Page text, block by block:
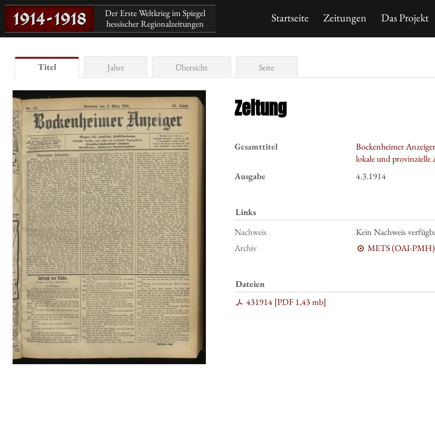
Der Erste Weltkrieg im Spiegel
hessischer Regionalzeitungen
Startseite Zeitungen Das Projekt
Titel Jahre Übersicht Seite
Zeitung
Gesamttitel
Bockenheimer
lokale und provinzielle
Ausgabe
4.3.1914
Links
Nachweis
Kein Nachweis
Archiv
METS (OAI-PMH)
Dateien
431914 [PDF1,43 mb]